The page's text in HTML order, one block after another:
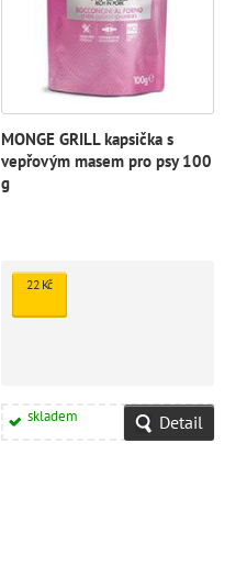
MONGE GRILL kapsička s
vepřovým masem pro psy 100
g
22 Kč
skladem Detail